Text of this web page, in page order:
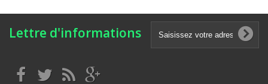
Lettre d'informations